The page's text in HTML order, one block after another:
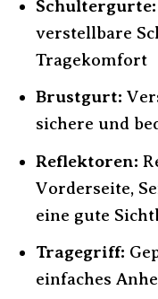
Schultergurte:
verstellbare
Tragekomfort
Brustgurt:
sichere und
Reflektoren:
Vorderseite,
eine gute
Tragegriff:
einfaches